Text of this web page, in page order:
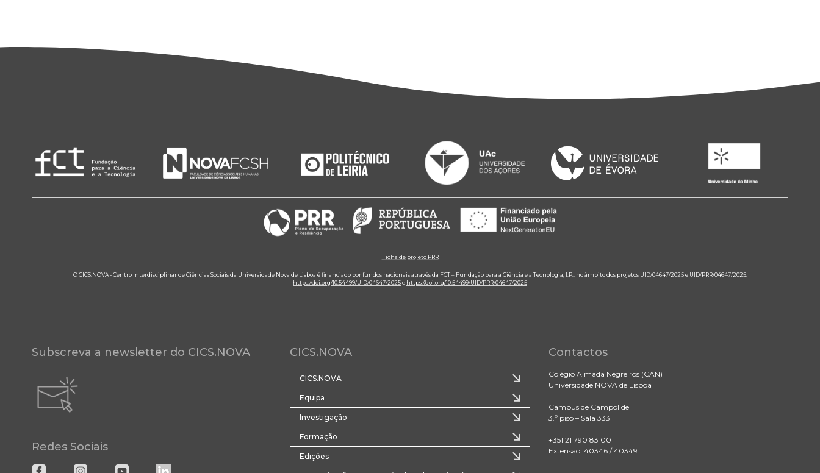
Ficha de projeto PRR
O CICS.NOVA - Centro Interdisciplinar de Ciências Sociais da Universidade Nova de Lisboa é financiado por fundos nacionais através da FCT – Fundação para a Ciência e a Tecnologia, I.P., no âmbito dos projetos UID/04647/2025 e UID/PRR/04647/2025.
https://doi.org/10.54499/UID/04647/2025e https://doi.org/10.54499/UID/PRR/04647/2025
Subscreva a newsletter do CICS.NOVA
Redes Sociais
CICS.NOVA
CICS.NOVA
Equipa
Investigação
Formação
Edições
Contactos
Colégio Almada Negreiros (CAN)
Universidade NOVA de Lisboa
Campus de Campolide
3.º piso – Sala 333
+351 21 790 83 00
Extensão: 40346 / 40349